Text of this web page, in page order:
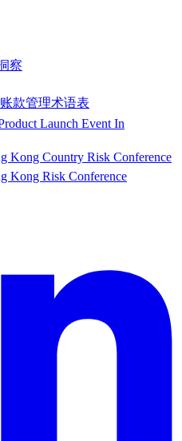
察
款管理术语表
Launch Event In
Kong Country Risk Conference
Kong Risk Conference